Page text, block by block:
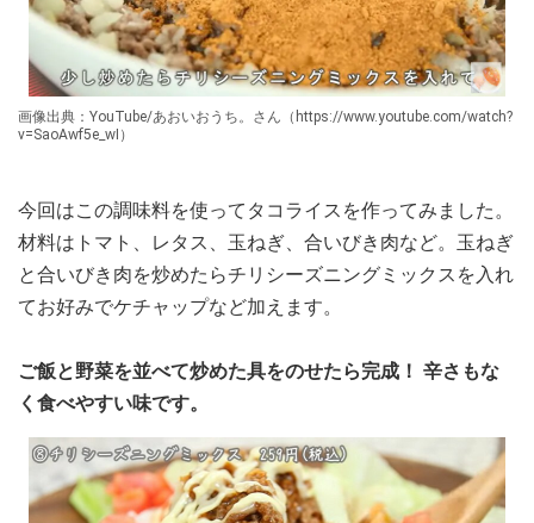
画像出典：YouTube/あおいおうち。さん（https://www.youtube.com/watch?
v=SaoAwf5e_wI）
今回はこの調味料を使ってタコライスを作ってみました。
材料はトマト、レタス、玉ねぎ、合いびき肉など。玉ねぎ
と合いびき肉を炒めたらチリシーズニングミックスを入れ
てお好みでケチャップなど加えます。
ご飯と野菜を並べて炒めた具をのせたら完成！ 辛さもな
く食べやすい味です。